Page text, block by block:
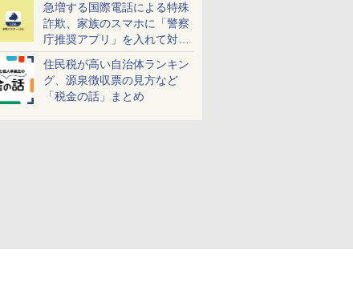
急増する国際電話による特殊
詐欺、家族のスマホに「警察
庁推奨アプリ」を入れて対策
しよう！
住民税が高い自治体ランキン
グ、源泉徴収票の見方など
「税金の話」まとめ